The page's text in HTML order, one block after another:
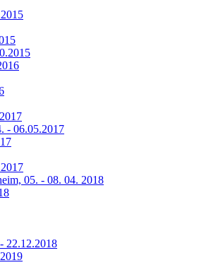
- 06.05.2017
05. - 08. 04. 2018
22.12.2018